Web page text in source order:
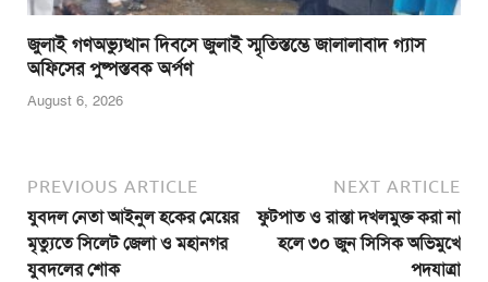
জুলাই গণঅভ্যুত্থান দিবসে জুলাই স্মৃতিস্তম্ভে জালালাবাদ গ্যাস
অফিসের পুষ্পস্তবক অর্পণ
August 6, 2026
PREVIOUS ARTICLE
যুবদল নেতা আইনুল হকের মেয়ের
মৃত্যুতে সিলেট জেলা ও মহানগর
যুবদলের শোক
NEXT ARTICLE
ফুটপাত ও রাস্তা দখলমুক্ত করা না
হলে ৩০ জুন সিসিক অভিমুখে
পদযাত্রা